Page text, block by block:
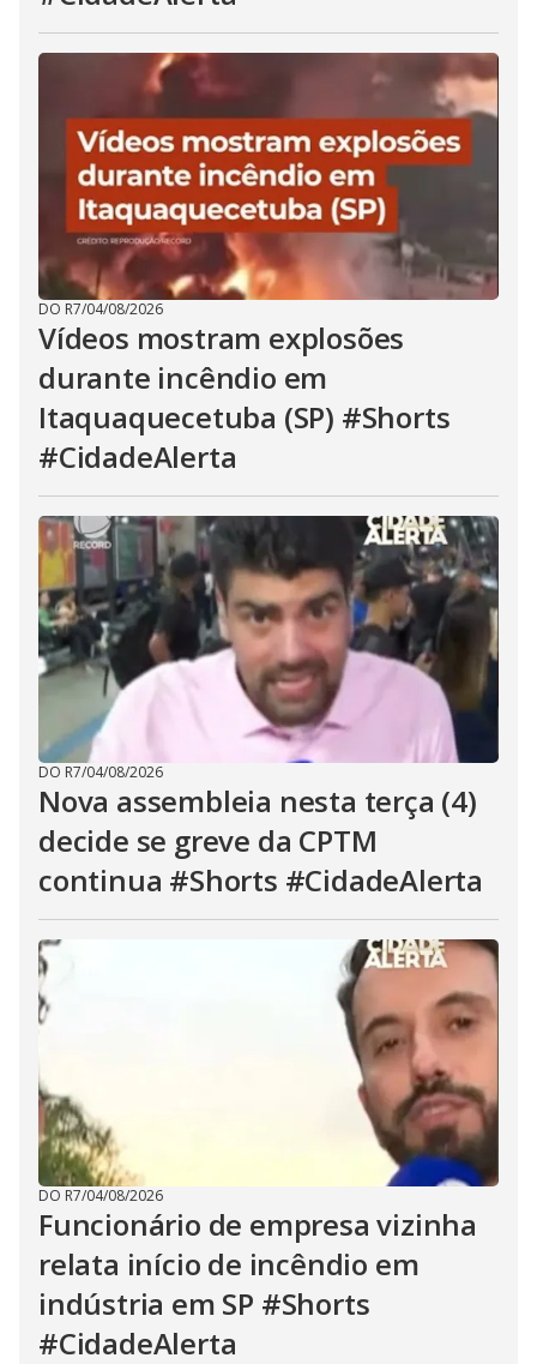
DO R7/04/08/2026
Vídeos mostram explosões
durante incêndio em
Itaquaquecetuba (SP) #Shorts
#CidadeAlerta
DO R7/04/08/2026
Nova assembleia nesta terça (4)
decide se greve da CPTM
continua #Shorts #CidadeAlerta
DO R7/04/08/2026
Funcionário de empresa vizinha
relata início de incêndio em
indústria em SP #Shorts
#CidadeAlerta